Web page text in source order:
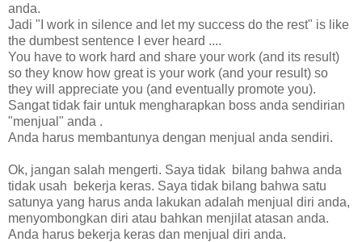
anda.
Jadi "I work in silence and let my success do the rest" is like
the dumbest sentence I ever heard ....
You have to work hard and share your work (and its result)
so they know how great is your work (and your result) so
they will appreciate you (and eventually promote you).
Sangat tidak fair untuk mengharapkan boss anda sendirian
"menjual" anda .
Anda harus membantunya dengan menjual anda sendiri.
Ok, jangan salah mengerti. Saya tidak bilang bahwa anda
tidak usah bekerja keras. Saya tidak bilang bahwa satu
satunya yang harus anda lakukan adalah menjual diri anda,
menyombongkan diri atau bahkan menjilat atasan anda.
Anda harus bekerja keras dan menjual diri anda.